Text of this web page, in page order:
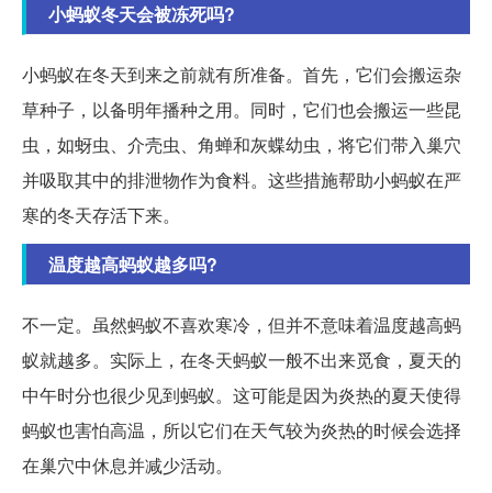
小蚂蚁冬天会被冻死吗?
小蚂蚁在冬天到来之前就有所准备。首先，它们会搬运杂
草种子，以备明年播种之用。同时，它们也会搬运一些昆
虫，如蚜虫、介壳虫、角蝉和灰蝶幼虫，将它们带入巢穴
并吸取其中的排泄物作为食料。这些措施帮助小蚂蚁在严
寒的冬天存活下来。
温度越高蚂蚁越多吗?
不一定。虽然蚂蚁不喜欢寒冷，但并不意味着温度越高蚂
蚁就越多。实际上，在冬天蚂蚁一般不出来觅食，夏天的
中午时分也很少见到蚂蚁。这可能是因为炎热的夏天使得
蚂蚁也害怕高温，所以它们在天气较为炎热的时候会选择
在巢穴中休息并减少活动。